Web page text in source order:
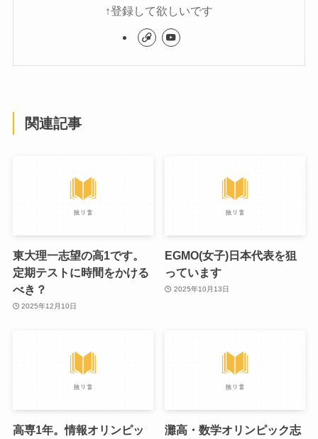
↑登録して欲しいです
関連記事
東大理一志望の高1です。
定期テストに時間をかける
べき？
2025年12月10日
EGMO(女子)日本代表を狙
っています
2025年10月13日
高専1年。情報オリンピッ
灘高・数学オリンピック志